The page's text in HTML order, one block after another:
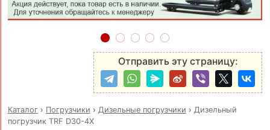
Отправить эту страницу:
Каталог› Погрузчики › Дизельные погрузчики › Дизельный
погрузчик TRF D30-4X